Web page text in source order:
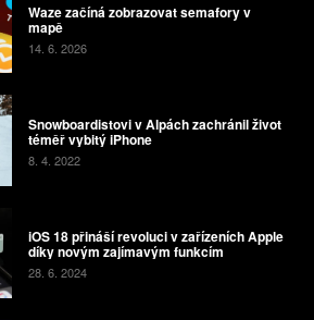
Waze začíná zobrazovat semafory v
mapě
14. 6. 2026
Snowboardistovi v Alpách zachránil život
téměř vybitý iPhone
8. 4. 2022
iOS 18 přináší revoluci v zařízeních Apple
díky novým zajímavým funkcím
28. 6. 2024